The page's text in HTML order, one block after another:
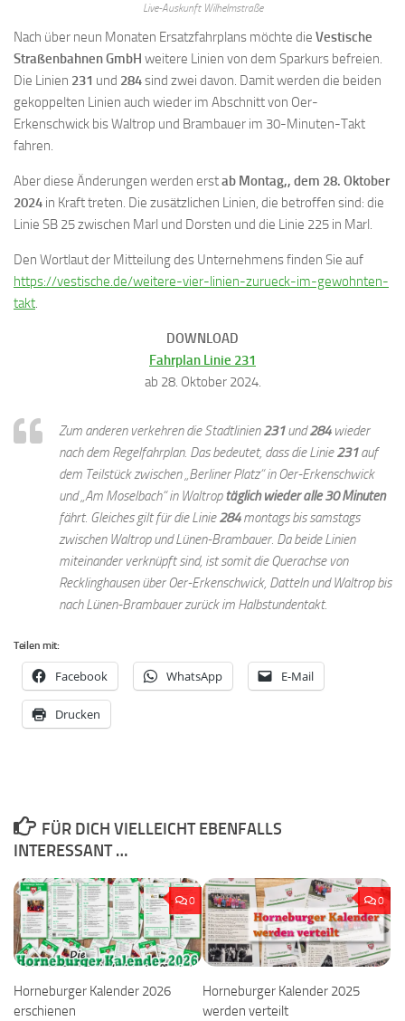
Live-Auskunft Wilhelmstraße
Nach über neun Monaten Ersatzfahrplans möchte die Vestische
Straßenbahnen GmbH weitere Linien von dem Sparkurs befreien.
Die Linien 231 und 284sind zwei davon. Damit werden die beiden
gekoppelten Linien auch wieder im Abschnitt von Oer-
Erkenschwick bis Waltrop und Brambauer im 30-Minuten-Takt
fahren.
Aber diese Änderungen werden erstab Montag,, dem 28. Oktober
2024 in Kraft treten. Die zusätzlichen Linien, die betroffen sind: die
Linie SB 25 zwischen Marl und Dorsten und die Linie 225 in Marl.
Den Wortlaut der Mitteilung des Unternehmens finden Sie auf
https://vestische.de/weitere-vier-linien-zurueck-im-gewohnten-
takt.
DOWNLOAD
Fahrplan Linie 231
ab 28. Oktober 2024.
Zum anderen verkehren die Stadtlinien231und284wieder
nach dem Regelfahrplan. Das bedeutet, dass die Linie231auf
dem Teilstück zwischen „Berliner Platz“ in Oer-Erkenschwick
und „Am Moselbach“ in Waltroptäglich wieder alle 30 Minuten
fährt. Gleiches gilt für die Linie284montags bis samstags
zwischen Waltrop und Lünen-Brambauer. Da beide Linien
miteinander verknüpft sind, ist somit die Querachse von
Recklinghausen über Oer-Erkenschwick, Datteln und Waltrop bis
nach Lünen-Brambauer zurück im Halbstundentakt.
Teilen mit:
Facebook WhatsApp E-Mail
Drucken
FÜR DICH VIELLEICHT EBENFALLS
INTERESSANT …
0
Horneburger Kalender 2026
erschienen
0
Horneburger Kalender 2025
werden verteilt